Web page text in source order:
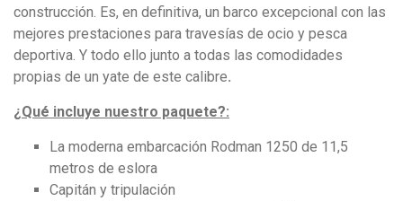
construcción. Es, en definitiva, un barco excepcional con las
mejores prestaciones para travesías de ocio y pesca
deportiva. Y todo ello junto a todas las comodidades
propias de un yate de este calibre.
¿Qué incluye nuestro paquete?:
La moderna embarcación Rodman 1250 de 11,5
metros de eslora
Capitán y tripulación